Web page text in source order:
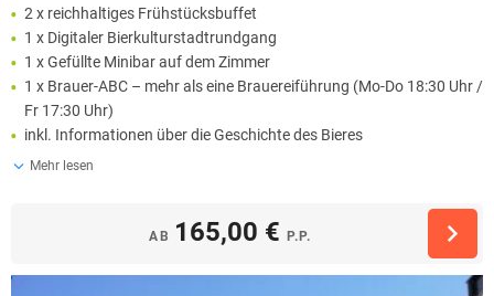
2 x reichhaltiges Frühstücksbuffet
1 x Digitaler Bierkulturstadtrundgang
1 x Gefüllte Minibar auf dem Zimmer
1 x Brauer-ABC – mehr als eine Brauereiführung (Mo-Do 18:30 Uhr /
Fr 17:30 Uhr)
inkl. Informationen über die Geschichte des Bieres
Mehr lesen
AB 165,00 € P.P.